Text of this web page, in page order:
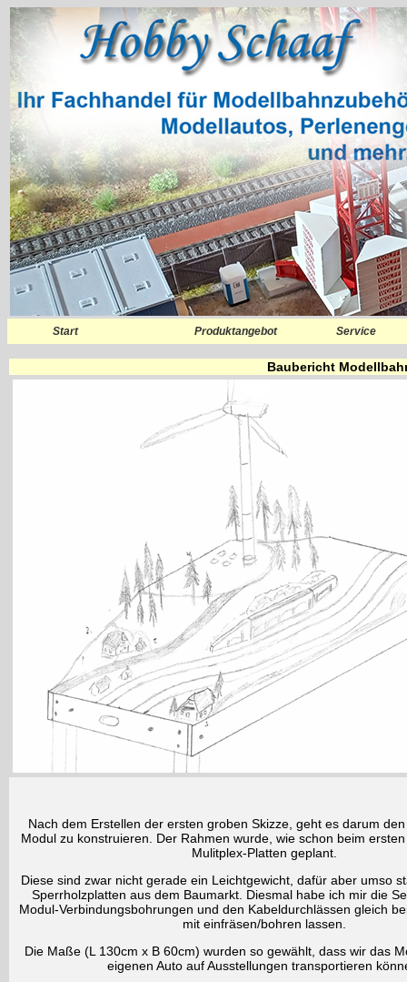
Start Produktangebot Service
Baubericht
Nach dem Erstellen der ersten groben Skizze, geht es darum
Modul zu konstruieren. Der Rahmen wurde, wie schon beim
Mulitplex-Platten geplant.
Diese sind zwar nicht gerade ein Leichtgewicht, dafür aber umso
Sperrholzplatten aus dem Baumarkt. Diesmal habe ich mir die
Modul-Verbindungsbohrungen und den Kabeldurchlässen gleich
mit einfräsen/bohren lassen.
Die Maße (L 130cm x B 60cm) wurden so gewählt, dass wir das
eigenen Auto auf Ausstellungen transportieren